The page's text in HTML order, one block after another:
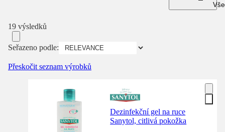
19 výsledků
Seřazeno podle:
Přeskočit seznam výrobků
Dezinfekční gel na ruce
Sanytol, citlivá pokožka